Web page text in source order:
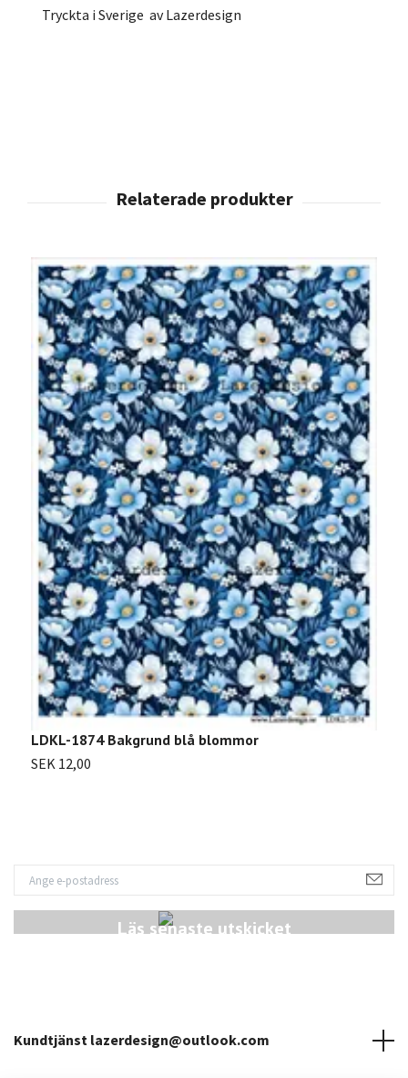
Läs senaste utskicket
Tryckta i Sverige av Lazerdesign
LDKL-1874 Bakgrund blå blommor
SEK 12,00
Kundtjänst lazerdesign@outlook.com